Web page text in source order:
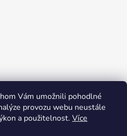
Vám umožnili pohodlné
provozu webu neustále
a použitelnost. Více
33